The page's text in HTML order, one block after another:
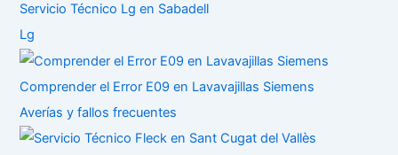
Servicio Técnico Lg en Sabadell
Lg
Comprender el Error E09 en Lavavajillas Siemens
Averías y fallos frecuentes